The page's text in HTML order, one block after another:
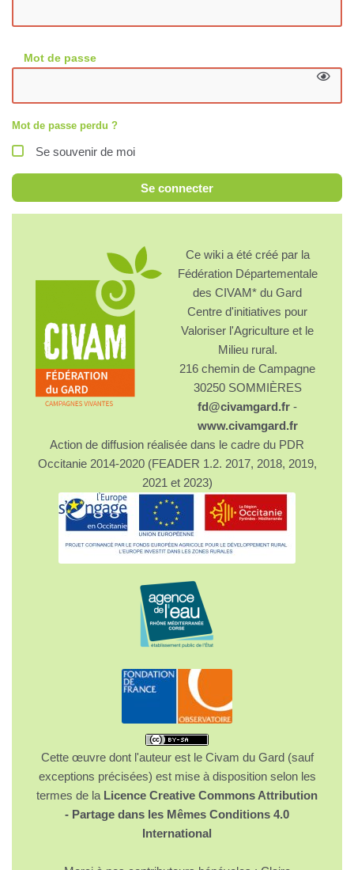
Mot de passe
Mot de passe perdu ?
Se souvenir de moi
Se connecter
Ce wiki a été créé par la
Fédération Départementale
des CIVAM* du Gard
Centre d'initiatives pour
Valoriser l'Agriculture et le
Milieu rural.
216 chemin de Campagne
30250 SOMMIÈRES
fd@civamgard.fr -
www.civamgard.fr
Action de diffusion réalisée dans le cadre du PDR
Occitanie 2014-2020 (FEADER 1.2. 2017, 2018, 2019,
2021 et 2023)
Cette œuvre dont l'auteur est le Civam du Gard (sauf
exceptions précisées) est mise à disposition selon les
termes de la Licence Creative Commons Attribution
- Partage dans les Mêmes Conditions 4.0
International